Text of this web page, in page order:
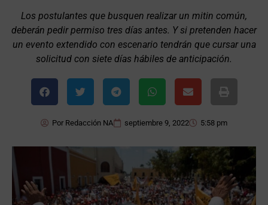
Los postulantes que busquen realizar un mitin común,
deberán pedir permiso tres días antes. Y si pretenden hacer
un evento extendido con escenario tendrán que cursar una
solicitud con siete días hábiles de anticipación.
Por Redacción NA septiembre 9, 2022 5:58 pm